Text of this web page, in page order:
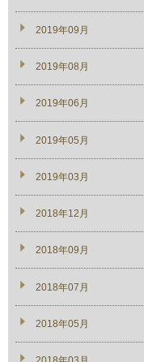
2019年09月
2019年08月
2019年06月
2019年05月
2019年03月
2018年12月
2018年09月
2018年07月
2018年05月